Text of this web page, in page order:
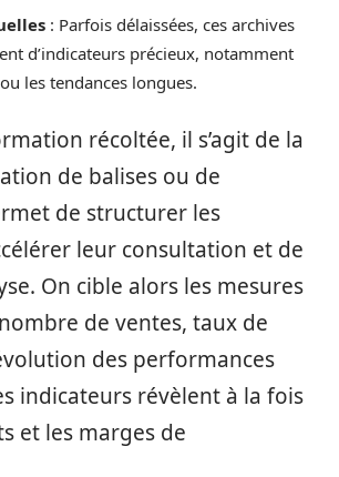
: Parfois délaissées, ces archives
d’indicateurs précieux, notamment
les tendances longues.
récoltée, il s’agit de la
de balises ou de
de structurer les
leur consultation et de
On cible alors les mesures
de ventes, taux de
des performances
indicateurs révèlent à la fois
et les marges de